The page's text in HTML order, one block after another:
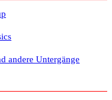
andere Untergänge